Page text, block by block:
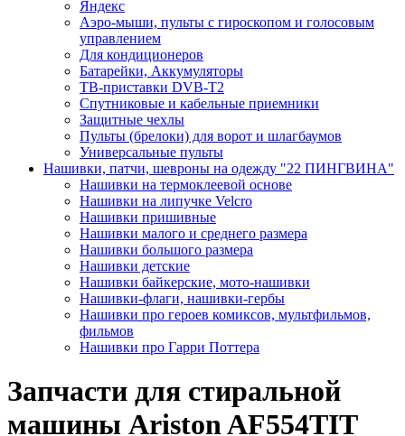
Яндекс
Аэро-мыши, пульты с гироскопом и голосовым
управлением
Для кондиционеров
Батарейки, Аккумуляторы
ТВ-приставки DVB-T2
Спутниковые и кабельные приемники
Защитные чехлы
Пульты (брелоки) для ворот и шлагбаумов
Универсальные пульты
Нашивки, патчи, шевроны на одежду "22 ПИНГВИНА"
Нашивки на термоклеевой основе
Нашивки на липучке Velcro
Нашивки пришивные
Нашивки малого и среднего размера
Нашивки большого размера
Нашивки детские
Нашивки байкерские, мото-нашивки
Нашивки-флаги, нашивки-гербы
Нашивки про героев комиксов, мультфильмов,
фильмов
Нашивки про Гарри Поттера
Запчасти для стиральной
машины Ariston AF554TIT